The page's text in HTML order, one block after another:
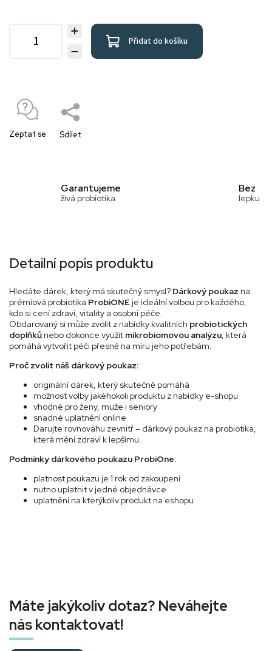
Přidat do košíku
Zeptat se Sdílet
Garantujeme
živá probiotika
Bez
lepku
Detailní popis produktu
Hledáte dárek, který má skutečný smysl? Dárkový poukaz na
prémiová probiotika ProbiONEje ideální volbou pro každého,
kdo si cení zdraví, vitality a osobní péče.
Obdarovaný si může zvolit z nabídky kvalitních probiotických
doplňků nebo dokonce využít mikrobiomovou analýzu, která
pomáhá vytvořit péči přesně na míru jeho potřebám.
Proč zvolit náš dárkový poukaz:
originální dárek, který skutečně pomáhá
možnost volby jakéhokoli produktu z nabídky e-shopu
vhodné pro ženy, muže i seniory
snadné uplatnění online
Darujte rovnováhu zevnitř – dárkový poukaz na probiotika,
která mění zdraví k lepšímu.
Podmínky dárkového poukazu ProbiOne:
platnost poukazu je 1 rok od zakoupení
nutno uplatnit v jedné objednávce
uplatnění na kterýkoliv produkt na eshopu
Máte jakýkoliv dotaz? Neváhejte
nás kontaktovat!